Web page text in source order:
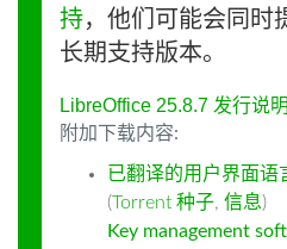
持，他们可能会同时
长期支持版本。
LibreOffice 25.8.7 发行说明
附加下载内容:
已翻译的用户界面语
(Torrent 种子, 信息)
Key management